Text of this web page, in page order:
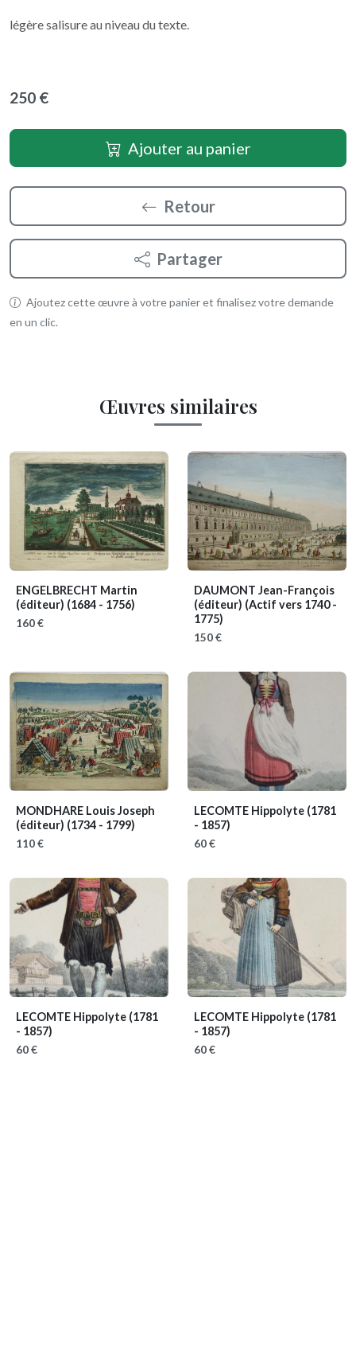
légère salisure au niveau du texte.
250 €
Ajouter au panier
Retour
Partager
Ajoutez cette œuvre à votre panier et finalisez votre demande
en un clic.
Œuvres similaires
ENGELBRECHT Martin
(éditeur) (1684 - 1756)
160 €
DAUMONT Jean-François
(éditeur) (Actif vers 1740 -
1775)
150 €
MONDHARE Louis Joseph
(éditeur) (1734 - 1799)
110 €
LECOMTE Hippolyte (1781
- 1857)
60 €
LECOMTE Hippolyte (1781
- 1857)
60 €
LECOMTE Hippolyte (1781
- 1857)
60 €